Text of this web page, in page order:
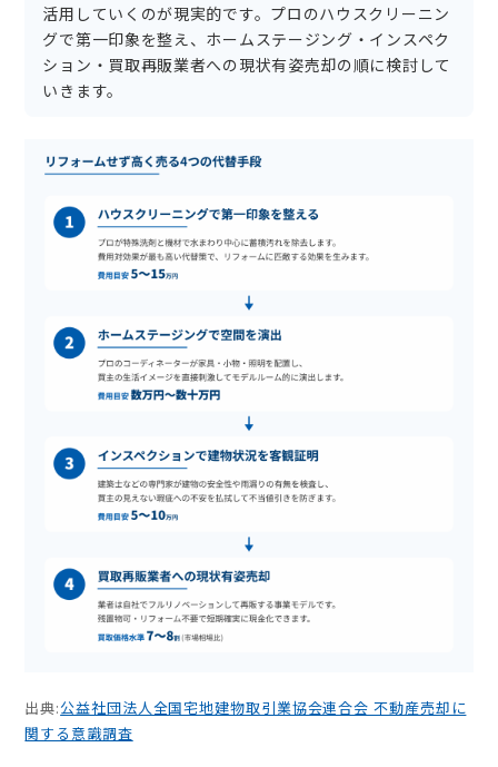
活用していくのが現実的です。プロのハウスクリーニン
グで第一印象を整え、ホームステージング・インスペク
ション・買取再販業者への現状有姿売却の順に検討して
いきます。
出典:公益社団法人全国宅地建物取引業協会連合会 不動産売却に
関する意識調査